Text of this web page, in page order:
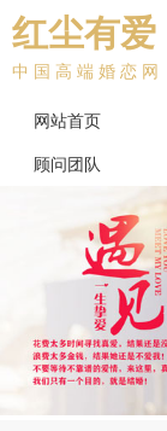
红尘有爱
中国高端婚恋网
网站首页
顾问团队